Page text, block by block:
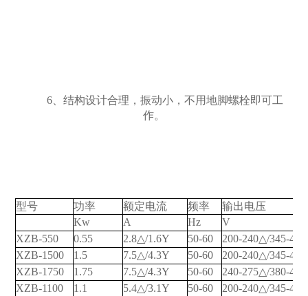
品
6、结构设计合理，振动小，不用地脚螺栓即可工
作。
型号 功率 额定电流 频率
输出电压
Kw
A Hz
V
XZB-550
0.55 2.8△/1.6Y 50-60
200-240△/345-
XZB-1500
1.5 7.5△/4.3Y 50-60
200-240△/345-
XZB-1750
1.75 7.5△/4.3Y 50-60
240-275△/380-
XZB-1100
1.1 5.4△/3.1Y 50-60
200-240△/345-